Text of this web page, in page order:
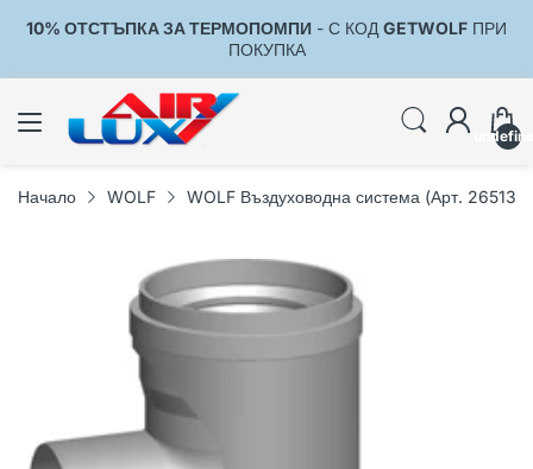
10% ОТСТЪПКА ЗА ТЕРМОПОМПИ - С КОД GETWOLF ПРИ
ПОКУПКА
Начало WOLF WOLF Въздуховодна система (Арт.